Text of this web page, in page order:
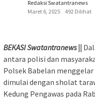
Redaksi Swatantranews
Maret 6, 2025
492 Dilihat
BEKASI Swatantranews ||
antara polisi dan
Polsek Babelan
dimulai dengan sholat
Kedung Pengawas pada